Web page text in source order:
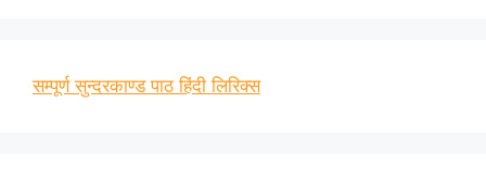
सम्पूर्ण सुन्दरकाण्ड पाठ हिंदी लिरिक्स